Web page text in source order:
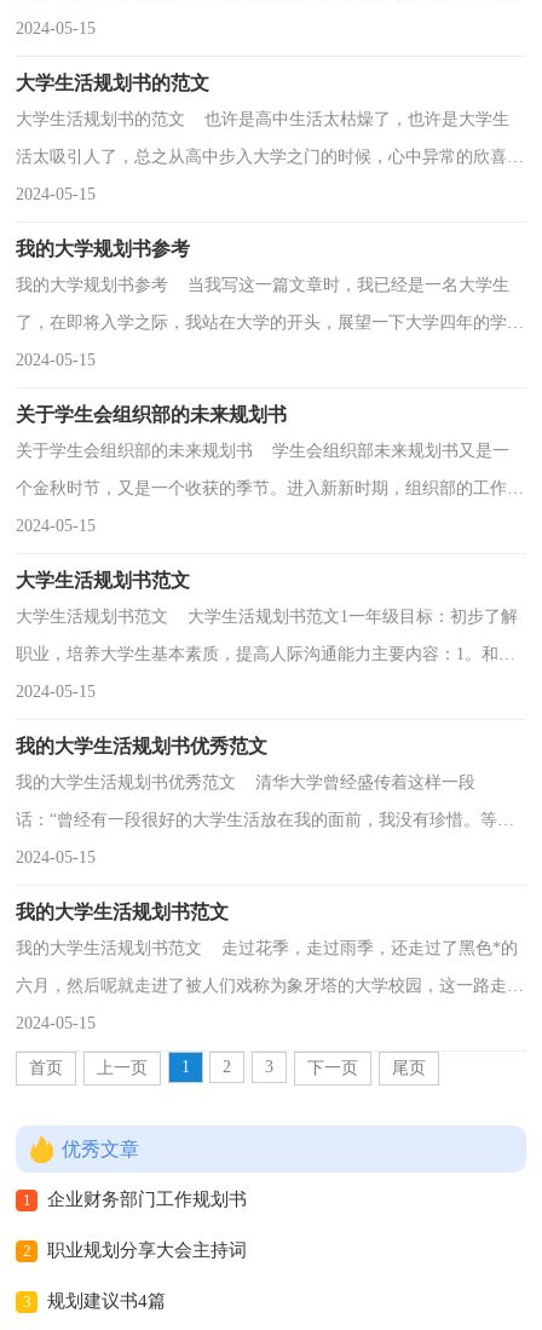
更大的进步，趁现在为自己做一个详细的职业规划吧...
2024-05-15
大学生活规划书的范文
大学生活规划书的范文 也许是高中生活太枯燥了，也许是大学生
活太吸引人了，总之从高中步入大学之门的时候，心中异常的欣喜。
可后来才发现，希望越大，失望越大，才领悟到大学生活并...
2024-05-15
我的大学规划书参考
我的大学规划书参考 当我写这一篇文章时，我已经是一名大学生
了，在即将入学之际，我站在大学的开头，展望一下大学四年的学习
和生活，希望我的大学能够如预期一般充实而有意义。大...
2024-05-15
关于学生会组织部的未来规划书
关于学生会组织部的未来规划书 学生会组织部未来规划书又是一
个金秋时节，又是一个收获的季节。进入新新时期，组织部的工作也
进入新的阶段。在这新学期，作为学生会新鲜血液的...
2024-05-15
大学生活规划书范文
大学生活规划书范文 大学生活规划书范文1一年级目标：初步了解
职业，培养大学生基本素质，提高人际沟通能力主要内容：1。和师
哥师姐们进行交流，询问就业情况2。参加学生会会社团...
2024-05-15
我的大学生活规划书优秀范文
我的大学生活规划书优秀范文 清华大学曾经盛传着这样一段
话：“曾经有一段很好的大学生活放在我的面前，我没有珍惜。等到
虚度后才追悔莫及，人世间最痛苦的事莫过于此！如果上天...
2024-05-15
我的大学生活规划书范文
我的大学生活规划书范文 走过花季，走过雨季，还走过了黑色*的
六月，然后呢就走进了被人们戏称为象牙塔的大学校园，这一路走来
有过多少的不易与艰辛，我们这些莘莘学子们清楚得很，...
2024-05-15
首页 上一页 1 2 3 下一页 尾页
优秀文章
1 企业财务部门工作规划书
2 职业规划分享大会主持词
3 规划建议书4篇